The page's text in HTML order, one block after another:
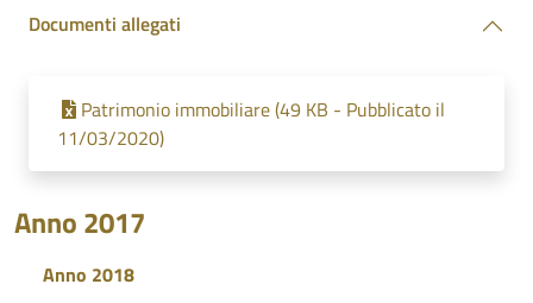
Documenti allegati
Patrimonio immobiliare (49 KB - Pubblicato il
11/03/2020)
Anno 2017
Anno 2018